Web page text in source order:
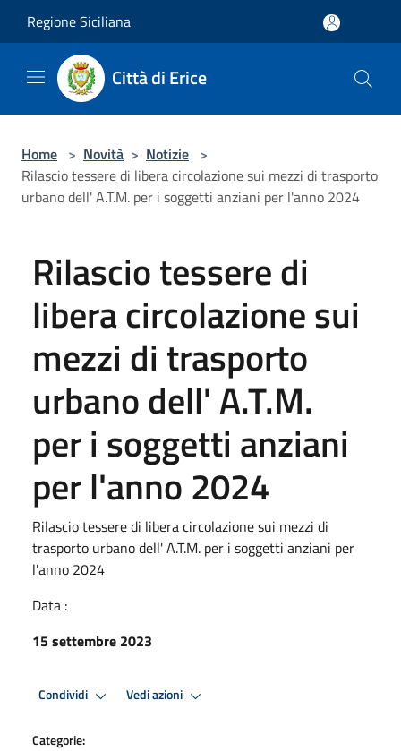
Regione Siciliana
Città di Erice
Home > Novità > Notizie >
Rilascio tessere di libera circolazione sui mezzi di trasporto
urbano dell' A.T.M. per i soggetti anziani per l'anno 2024
Rilascio tessere di
libera circolazione sui
mezzi di trasporto
urbano dell' A.T.M.
per i soggetti anziani
per l'anno 2024
Rilascio tessere di libera circolazione sui mezzi di
trasporto urbano dell' A.T.M. per i soggetti anziani per
l'anno 2024
Data :
15 settembre 2023
Condividi Vedi azioni
Categorie: